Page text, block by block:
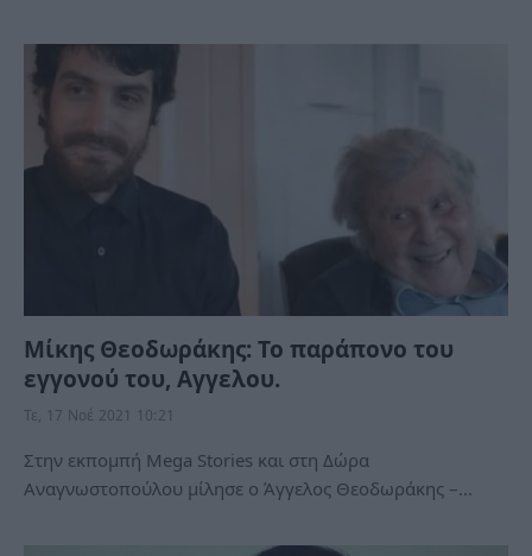
Μίκης Θεοδωράκης: Το παράπονο του
εγγονού του, Αγγελου.
Τε, 17 Νοέ 2021 10:21
Στην εκπομπή Mega Stories και στη Δώρα
Αναγνωστοπούλου μίλησε ο Άγγελος Θεοδωράκης –…